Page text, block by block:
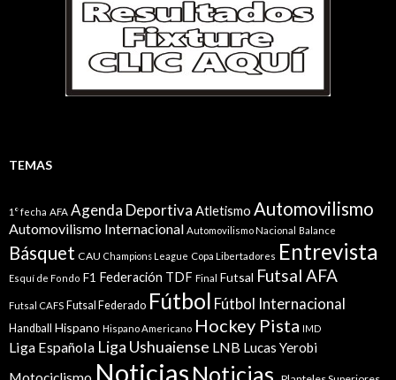
TEMAS
1° fecha AFA Agenda Deportiva Atletismo Automovilismo
Automovilismo Internacional Automovilismo Nacional Balance
Básquet CAU Champions League Copa Libertadores Entrevista
Esquí de Fondo F1 Federación TDF Final Futsal Futsal AFA
Futsal CAFS Futsal Federado Fútbol Fútbol Internacional
Handball Hispano Hispano Americano Hockey Pista IMD
Liga Española Liga Ushuaiense LNB Lucas Yerobi
Noticias Noticias.